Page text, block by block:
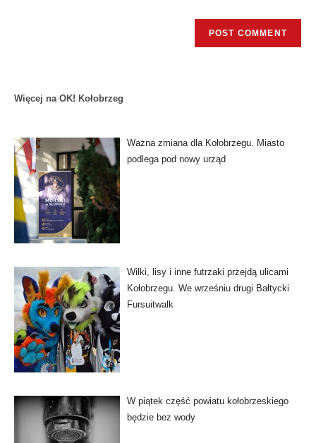
Więcej na OK! Kołobrzeg
Ważna zmiana dla Kołobrzegu. Miasto
podlega pod nowy urząd
Wilki, lisy i inne futrzaki przejdą ulicami
Kołobrzegu. We wrześniu drugi Bałtycki
Fursuitwalk
W piątek część powiatu kołobrzeskiego
będzie bez wody